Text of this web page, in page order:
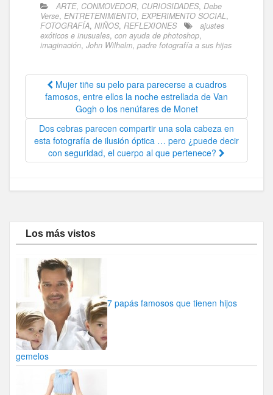
ARTE, CONMOVEDOR, CURIOSIDADES, Debe
Verse, ENTRETENIMIENTO, EXPERIMENTO SOCIAL,
FOTOGRAFÍA, NIÑOS, REFLEXIONES
ajustes
exóticos e inusuales, con ayuda de photoshop,
imaginación, John Wilhelm, padre fotografía a sus hijas
Mujer tiñe su pelo para parecerse a cuadros
famosos, entre ellos la noche estrellada de Van
Gogh o los nenúfares de Monet
Dos cebras parecen compartir una sola cabeza en
esta fotografía de ilusión óptica … pero ¿puede decir
con seguridad, el cuerpo al que pertenece?
Los más vistos
7 papás famosos que tienen hijos
gemelos